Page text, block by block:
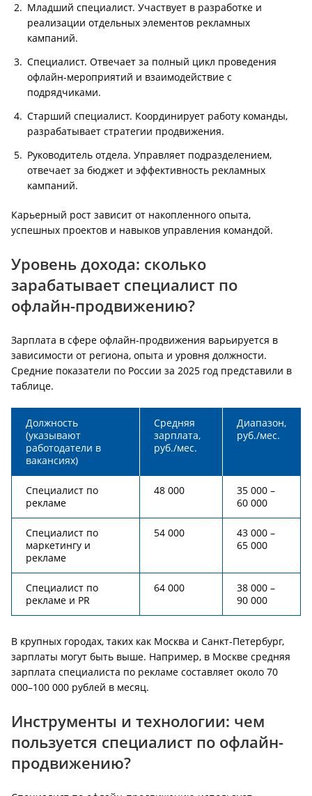
Младший специалист. Участвует в разработке и
реализации отдельных элементов рекламных
кампаний.
Специалист. Отвечает за полный цикл проведения
офлайн-мероприятий и взаимодействие с
подрядчиками.
Старший специалист. Координирует работу команды,
разрабатывает стратегии продвижения.
Руководитель отдела. Управляет подразделением,
отвечает за бюджет и эффективность рекламных
кампаний.
Карьерный рост зависит от накопленного опыта,
успешных проектов и навыков управления командой.
Уровень дохода: сколько
зарабатывает специалист по
офлайн-продвижению?
Зарплата в сфере офлайн-продвижения варьируется в
зависимости от региона, опыта и уровня должности.
Средние показатели по России за 2025 год представили в
таблице.
Должность
(указывают
работодатели в
вакансиях)
Средняя
зарплата,
руб./мес.
Диапазон,
руб./мес.
Специалист по
рекламе
48 000
35 000 –
60 000
Специалист по
маркетингу и
рекламе
54 000
43 000 –
65 000
Специалист по
рекламе и PR
64 000
38 000 –
90 000
В крупных городах, таких как Москва и Санкт-Петербург,
зарплаты могут быть выше. Например, в Москве средняя
зарплата специалиста по рекламе составляет около 70
000–100 000 рублей в месяц.
Инструменты и технологии: чем
пользуется специалист по офлайн-
продвижению?